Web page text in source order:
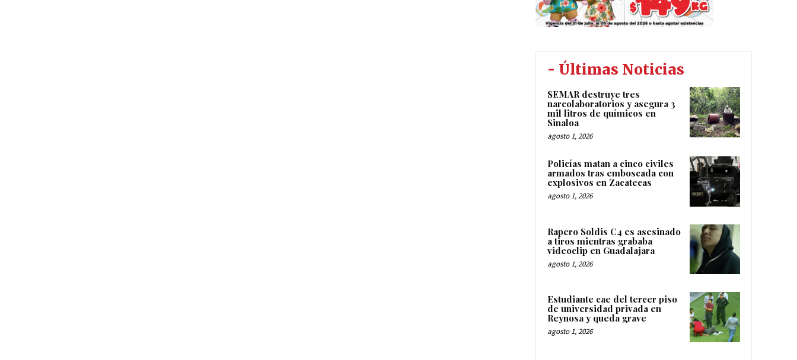
- Últimas Noticias
SEMAR destruye tres
narcolaboratorios y asegura 3
mil litros de químicos en
Sinaloa
agosto 1, 2026
Policías matan a cinco civiles
armados tras emboscada con
explosivos en Zacatecas
agosto 1, 2026
Rapero Soldis C4 es asesinado
a tiros mientras grababa
videoclip en Guadalajara
agosto 1, 2026
Estudiante cae del tercer piso
de universidad privada en
Reynosa y queda grave
agosto 1, 2026